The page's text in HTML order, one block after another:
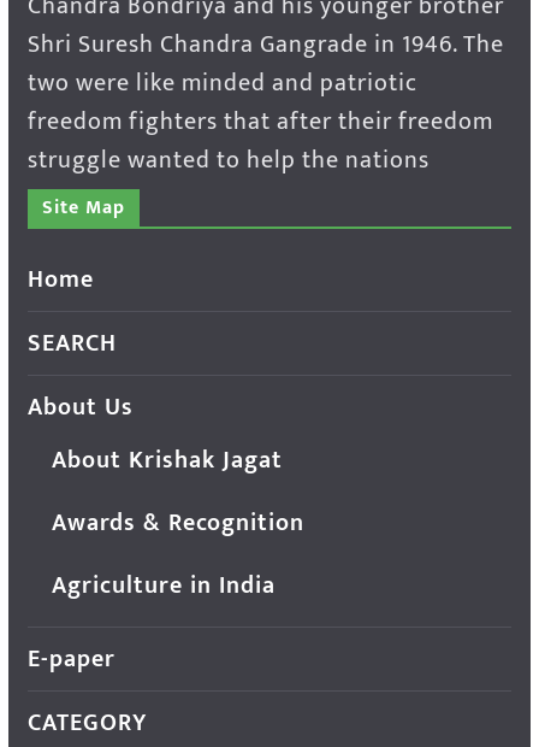
Shri Suresh Chandra Gangrade in 1946. The
two were like minded and patriotic
freedom fighters that after their freedom
struggle wanted to help the nations
Site Map
Home
SEARCH
About Us
About Krishak Jagat
Awards & Recognition
Agriculture in India
E-paper
CATEGORY